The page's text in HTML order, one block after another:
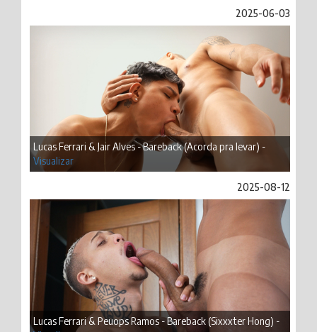
2025-06-03
Lucas Ferrari & Jair Alves - Bareback (Acorda pra levar) -
Visualizar
2025-08-12
Lucas Ferrari & Peuops Ramos - Bareback (Sixxxter Hong) -